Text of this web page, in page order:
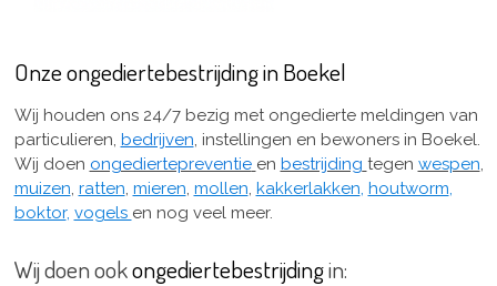
Onze ongediertebestrijding in Boekel
Wij houden ons 24/7 bezig met ongedierte meldingen van
particulieren, bedrijven, instellingen en bewoners in Boekel.
Wij doen ongediertepreventie en bestrijding tegen wespen,
muizen, ratten, mieren, mollen, kakkerlakken, houtworm,
boktor, vogels en nog veel meer.
Wij doen ookongediertebestrijdingin: